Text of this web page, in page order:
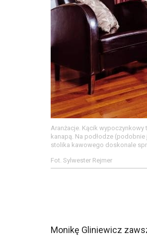
Aranżacje. Kącik wypoczynkowy
kanapą. Na podłodze
stolika kawowego doskonale
Fot. Sylwester Rejmer
Monikę Gliniewicz